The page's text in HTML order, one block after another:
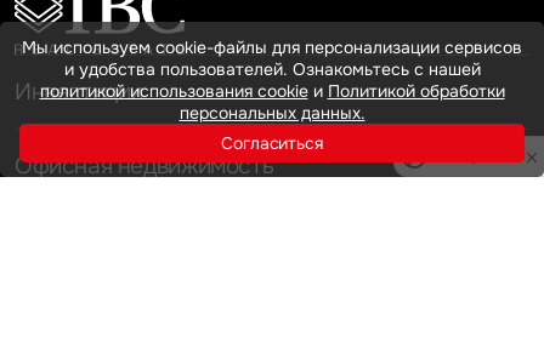
Инвестиции
Офисная недвижимость
Мы используем cookie-файлы для персонализации сервисов
и удобства пользователей. Ознакомьтесь с нашей
политикой использования cookieи Политикой обработки
персональных данных.
Согласиться